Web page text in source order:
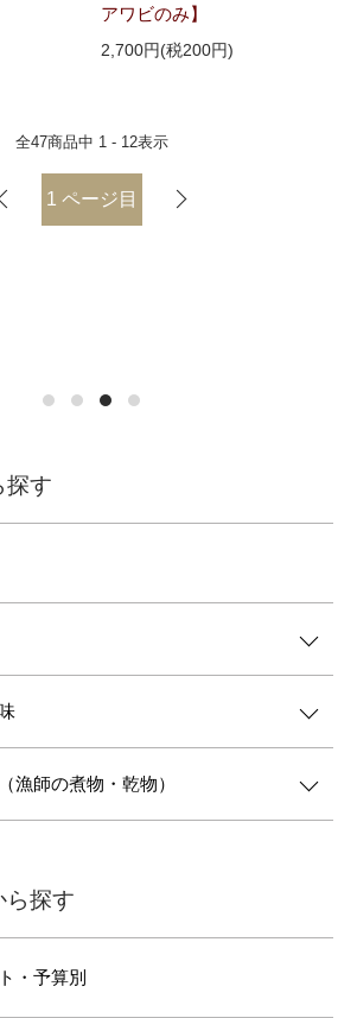
アワビのみ】
2,700円(税200円)
全47商品中 1 - 12表示
1 ページ目
探す
漁師の煮物・乾物）
ら探す
・予算別